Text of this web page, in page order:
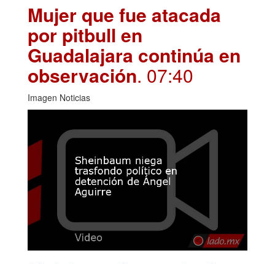
Mujer que fue atacada
por pitbull en
Guadalajara continúa en
observación. 07:40
Imagen Noticias